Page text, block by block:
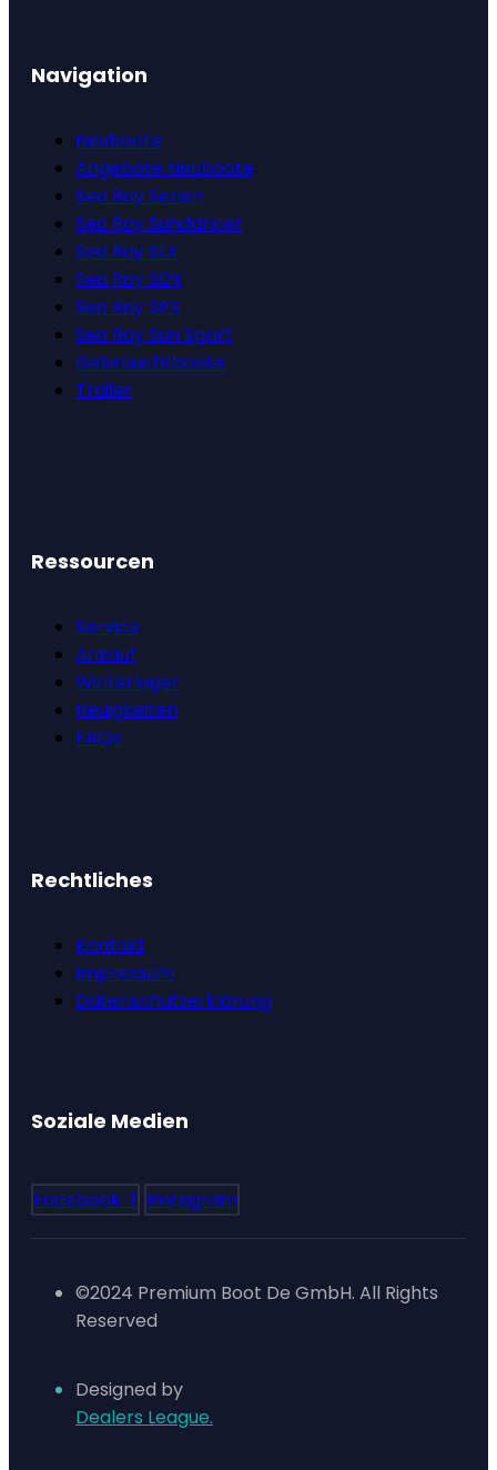
Navigation
Neuboote
Angebote Neuboote
Sea Ray Serien
Sea Ray Sundancer
Sea Ray SLX
Sea Ray SDX
Sea Ray SPX
Sea Ray Sun Sport
Gebrauchtboote
Trailer
Ressourcen
Service
Ankauf
Winterlager
Neuigkeiten
FAQs
Rechtliches
Kontakt
Impressum
Datenschutzerklärung
Soziale Medien
Facebook-f Instagram
©2024 Premium Boot De GmbH. All Rights
Reserved
Designed by
Dealers League.